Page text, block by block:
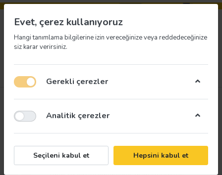
değerlendirmeleri
Koruyalım Ayak İzi
Yer Etiketi Kare Mavi
Çerçeveli U21080
Evet, çerez kullanıyoruz
Hangi tanımlama bilgilerine izin vereceğinize veya reddedeceğinize
siz karar verirsiniz.
Gerekli çerezler
Analitik çerezler
Seçileni kabul et Hepsini kabul et